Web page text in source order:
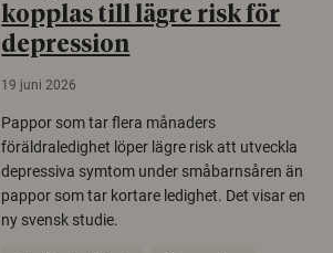
kopplas till lägre risk för
depression
19 juni 2026
Pappor som tar flera månaders
föräldraledighet löper lägre risk att utveckla
depressiva symtom under småbarnsåren än
pappor som tar kortare ledighet. Det visar en
ny svensk studie.